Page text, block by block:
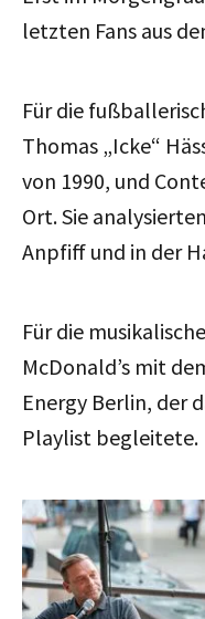
letzten Fans aus
Für die
Thomas „Icke“
von 1990, und
Ort. Sie
Anpfiff und in der
Für die
McDonald’s mit
Energy Berlin, der
Playlist begleitete.